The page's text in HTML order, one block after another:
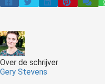
Over de schrijver
Gery Stevens